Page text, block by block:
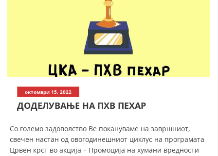
ИСТОРИЈАТ НА ДВИЖЕЊЕТО
СТРУКТУРА НА ОРГАНИЗАЦИЈАТА
ЧЛЕНСТВО ВО ПРОФЕСИОНАЛНИ ТЕЛА
октомври 15, 2022
ДОДЕЛУВАЊЕ НА ПХВ ПЕХАР
Со големо задоволство Ве покануваме на завршниот,
свечен настан од овогодинешниот циклус на програмата
Црвен крст во акција – Промоција на хумани вредности